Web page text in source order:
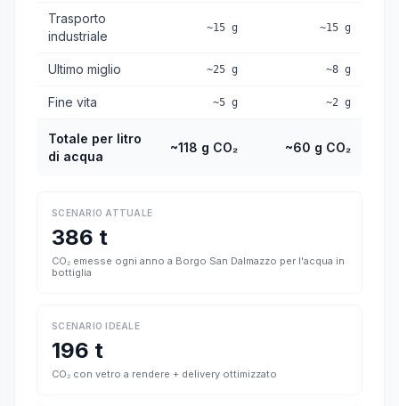
Trasporto
industriale
~15 g ~15 g
Ultimo miglio ~25 g ~8 g
Fine vita ~5 g ~2 g
Totale per litro
di acqua
~118 g CO₂ ~60 g CO₂
SCENARIO ATTUALE
386 t
CO₂ emesse ogni anno a Borgo San Dalmazzo per l'acqua in
bottiglia
SCENARIO IDEALE
196 t
CO₂ con vetro a rendere + delivery ottimizzato